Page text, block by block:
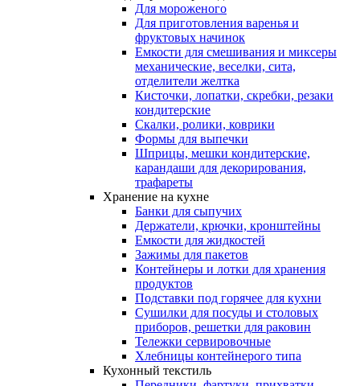
Для мороженого
Для приготовления варенья и
фруктовых начинок
Емкости для смешивания и миксеры
механические, веселки, сита,
отделители желтка
Кисточки, лопатки, скребки, резаки
кондитерские
Скалки, ролики, коврики
Формы для выпечки
Шприцы, мешки кондитерские,
карандаши для декорирования,
трафареты
Хранение на кухне
Банки для сыпучих
Держатели, крючки, кронштейны
Емкости для жидкостей
Зажимы для пакетов
Контейнеры и лотки для хранения
продуктов
Подставки под горячее для кухни
Сушилки для посуды и столовых
приборов, решетки для раковин
Тележки сервировочные
Хлебницы контейнерого типа
Кухонный текстиль